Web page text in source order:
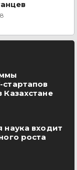
Казахстане
наука входит
роста